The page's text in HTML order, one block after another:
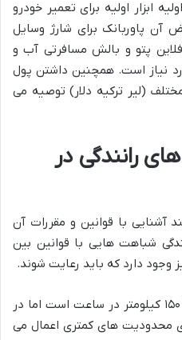
ابزار اولیه برای تعمیر خودرو
آن پاوربانک برای شارژ وسایل
پتو و بالش مسافرتی آب و
نیاز است. همچنین داشتن پول
(لیر ترکیه دلار) توصیه می
رانندگی در
آشنایی با قوانین و مقررات آن
شباهت هایی با قوانین بین
وجود دارد که باید رعایت شوند.
سرعت مجاز در بزرگراه ها معمولاً ۱۵۰ کیلومتر در ساعت است اما در
محدودیت های کمتری اعمال می